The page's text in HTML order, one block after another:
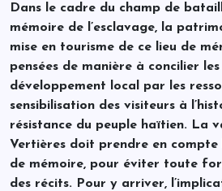
Dans le cadre du champ de
mémoire de l’esclavage, la
mise en tourisme de ce lieu de
pensées de manière à concilier
développement local par les
sensibilisation des visiteurs à
résistance du peuple haïtien. La
Vertières doit prendre en
de mémoire, pour éviter toute
des récits. Pour y arriver,